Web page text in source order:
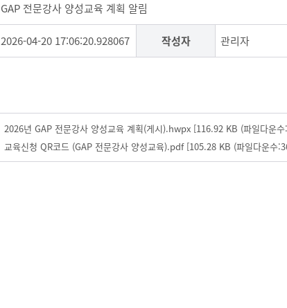
GAP 전문강사 양성교육 계획 알림
2026-04-20 17:06:20.928067 작성자 관리자
2026년 GAP 전문강사 양성교육 계획(게시).hwpx [116.92 KB (파일다운
교육신청 QR코드 (GAP 전문강사 양성교육).pdf [105.28 KB (파일다운수